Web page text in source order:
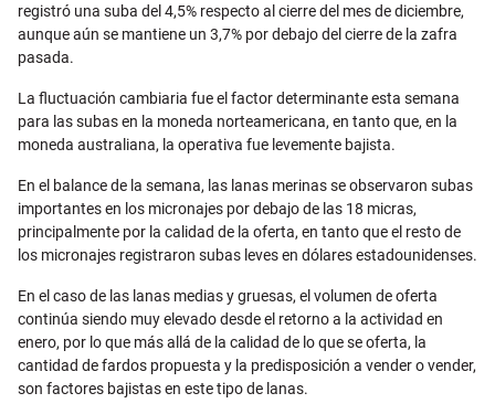
registró una suba del 4,5% respecto al cierre del mes de diciembre,
aunque aún se mantiene un 3,7% por debajo del cierre de la zafra
pasada.
La fluctuación cambiaria fue el factor determinante esta semana
para las subas en la moneda norteamericana, en tanto que, en la
moneda australiana, la operativa fue levemente bajista.
En el balance de la semana, las lanas merinas se observaron subas
importantes en los micronajes por debajo de las 18 micras,
principalmente por la calidad de la oferta, en tanto que el resto de
los micronajes registraron subas leves en dólares estadounidenses.
En el caso de las lanas medias y gruesas, el volumen de oferta
continúa siendo muy elevado desde el retorno a la actividad en
enero, por lo que más allá de la calidad de lo que se oferta, la
cantidad de fardos propuesta y la predisposición a vender o vender,
son factores bajistas en este tipo de lanas.